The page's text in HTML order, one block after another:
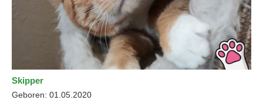
Skipper
Geboren: 01.05.2020